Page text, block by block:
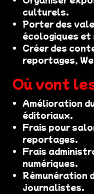
culturels.
Porter des
écologiques et
Créer des
reportages,
Où vont
Amélioration
éditoriaux.
Frais pour
reportages.
Frais
numériques.
Rémunération
journalistes.